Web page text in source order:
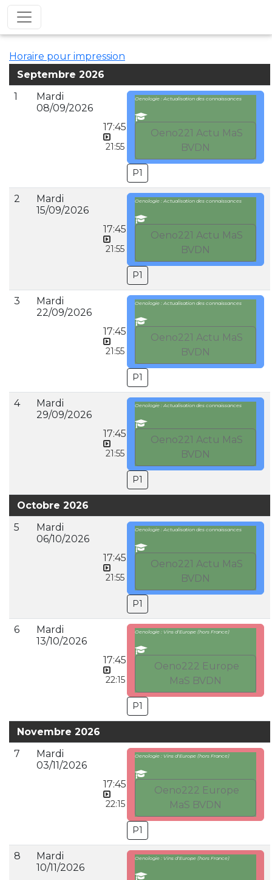
Horaire pour impression
Septembre 2026
1
Mardi
08/09/2026
17:45
21:55
Oenologie : Actualisation des connaissances
Oeno221 Actu MaS
BVDN
P1
2
Mardi
15/09/2026
17:45
21:55
Oenologie : Actualisation des connaissances
Oeno221 Actu MaS
BVDN
P1
3
Mardi
22/09/2026
17:45
21:55
Oenologie : Actualisation des connaissances
Oeno221 Actu MaS
BVDN
P1
4
Mardi
29/09/2026
17:45
21:55
Oenologie : Actualisation des connaissances
Oeno221 Actu MaS
BVDN
P1
Octobre 2026
5
Mardi
06/10/2026
17:45
21:55
Oenologie : Actualisation des connaissances
Oeno221 Actu MaS
BVDN
P1
6
Mardi
13/10/2026
17:45
22:15
Oenologie : Vins d'Europe (hors France)
Oeno222 Europe
MaS BVDN
P1
Novembre 2026
7
Mardi
03/11/2026
17:45
22:15
Oenologie : Vins d'Europe (hors France)
Oeno222 Europe
MaS BVDN
P1
8
Mardi
10/11/2026
Oenologie : Vins d'Europe (hors France)